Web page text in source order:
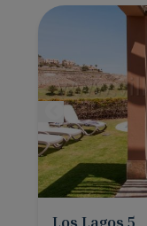
Los Lagos 5